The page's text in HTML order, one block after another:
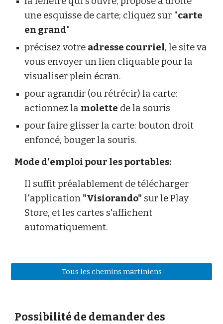
une esquisse de carte; cliquez sur "carte
en grand"
précisez votre adresse courriel, le site va
vous envoyer un lien cliquable pour la
visualiser plein écran.
pour agrandir (ou rétrécir) la carte:
actionnez la molette de la souris
pour faire glisser la carte: bouton droit
enfoncé, bouger la souris.
Mode d'emploi pour les portables:
Il suffit préalablement de télécharger
l'application "Visiorando" sur le Play
Store, et les cartes s'affichent
automatiquement.
Tous les chemins martiniens
Possibilité de demander des